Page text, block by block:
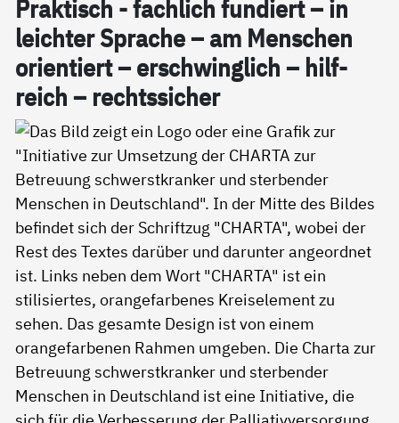
Prak­tisch - fach­lich fun­diert – in
leich­ter Spra­che – am Men­schen
ori­en­tiert – er­schwing­lich – hil­f­
reich – rechts­si­cher